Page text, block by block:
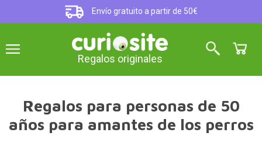
Envío gratuito a partir de 50€
Regalos originales
Regalos para personas de 50
años para amantes de los perros